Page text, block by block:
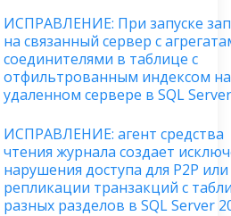
ИСПРАВЛЕНИЕ: При запуске
на связанный сервер с
соединителями в таблице с
отфильтрованным индексом на
удаленном сервере в SQL Server
ИСПРАВЛЕНИЕ: агент средства
чтения журнала создает
нарушения доступа для P2P или
репликации транзакций с
разных разделов в SQL Server